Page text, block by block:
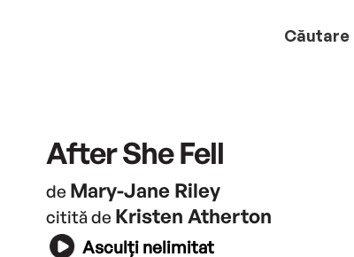
Căutare
After She Fell
de Mary-Jane Riley
citită de Kristen Atherton
Asculți nelimitat